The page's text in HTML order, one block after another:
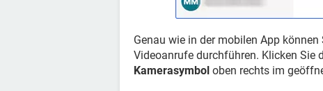
Genau wie in der mobilen App
Videoanrufe durchführen. Klicken Sie
Kamerasymbol oben rechts im